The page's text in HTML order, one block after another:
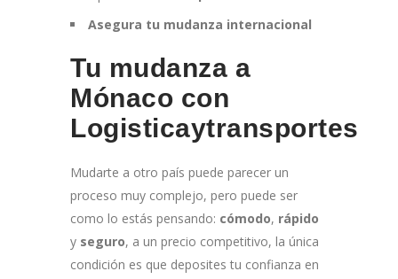
Asegura tu mudanza internacional
Tu mudanza a
Mónaco con
Logisticaytransportes
Mudarte a otro país puede parecer un
proceso muy complejo, pero puede ser
como lo estás pensando: cómodo, rápido
y seguro, a un precio competitivo, la única
condición es que deposites tu confianza en